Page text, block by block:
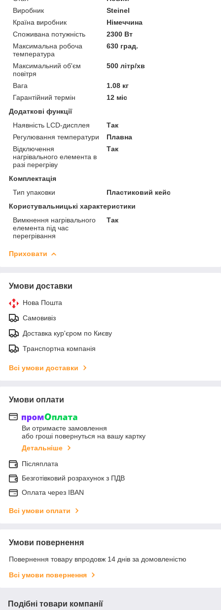
Виробник
Steinel
Країна виробник
Німеччина
Споживана потужність
2300 Вт
Максимальна робоча
температура
630 град.
Максимальний об'єм
повітря
500 літр/хв
Вага
1.08 кг
Гарантійний термін
12 міс
Додаткові функції
Наявність LCD-дисплея
Так
Регулювання температури
Плавна
Відключення
нагрівального елемента в
разі перегріву
Так
Комплектація
Тип упаковки
Пластиковий кейс
Користувальницькі характеристики
Вимкнення нагрівального
елемента під час
перегрівання
Так
Приховати
Умови доставки
Нова Пошта
Самовивіз
Доставка кур'єром по Києву
Транспортна компанія
Всі умови доставки
Умови оплати
Ви отримаєте замовлення
або гроші повернуться на вашу картку
Детальніше
Післяплата
Безготівковий розрахунок з ПДВ
Оплата через IBAN
Всі умови оплати
Умови повернення
Повернення товару впродовж 14 днів за домовленістю
Всі умови повернення
Подібні товари компанії